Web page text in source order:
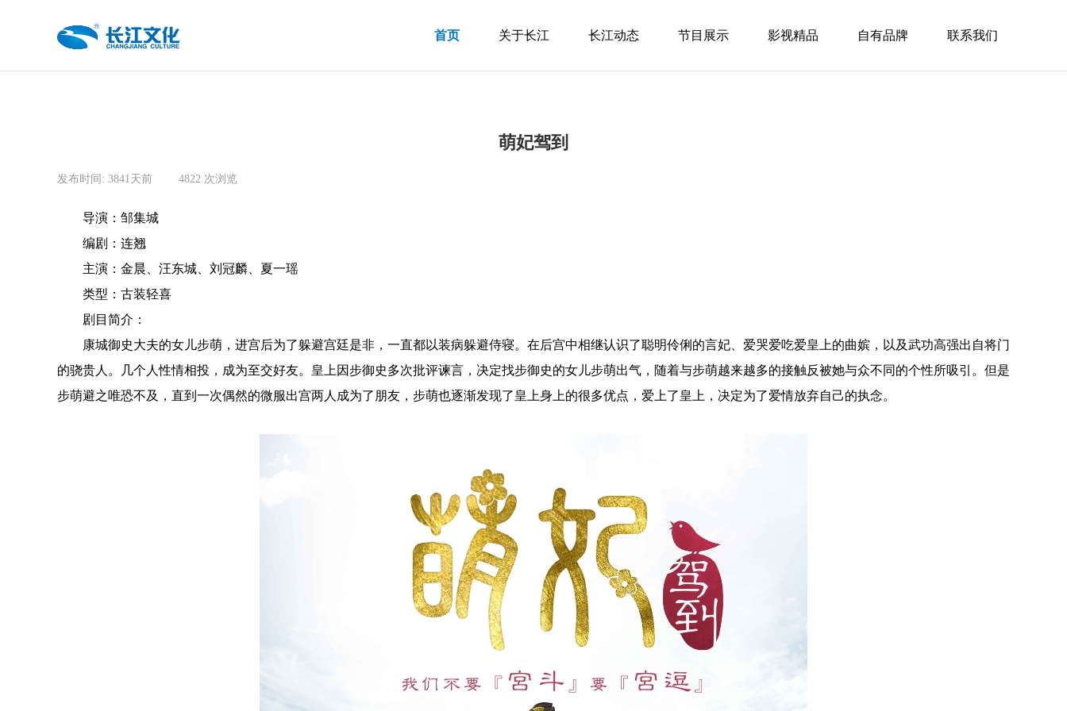
首页 关于长江 长江动态 节目展示 影视精品 自有品牌 联系我们
萌妃驾到
发布时间: 3841天前 4822 次浏览
导演：邹集城
编剧：连翘
主演：金晨、汪东城、刘冠麟、夏一瑶
类型：古装轻喜
剧目简介：
康城御史大夫的女儿步萌，进宫后为了躲避宫廷是非，一直都以装病躲避侍寝。在后宫中相继认识了聪明伶俐的言妃、爱哭爱吃爱皇上的曲嫔，以及武功高强出自将门
的骁贵人。几个人性情相投，成为至交好友。皇上因步御史多次批评谏言，决定找步御史的女儿步萌出气，随着与步萌越来越多的接触反被她与众不同的个性所吸引。但是
步萌避之唯恐不及，直到一次偶然的微服出宫两人成为了朋友，步萌也逐渐发现了皇上身上的很多优点，爱上了皇上，决定为了爱情放弃自己的执念。